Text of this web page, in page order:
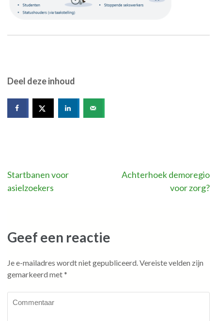
Deel deze inhoud
Bericht
navigatie
Startbanen voor
asielzoekers
Achterhoek demoregio
voor zorg?
Geef een reactie
Je e-mailadres wordt niet gepubliceerd.Vereiste velden zijn
gemarkeerd met*